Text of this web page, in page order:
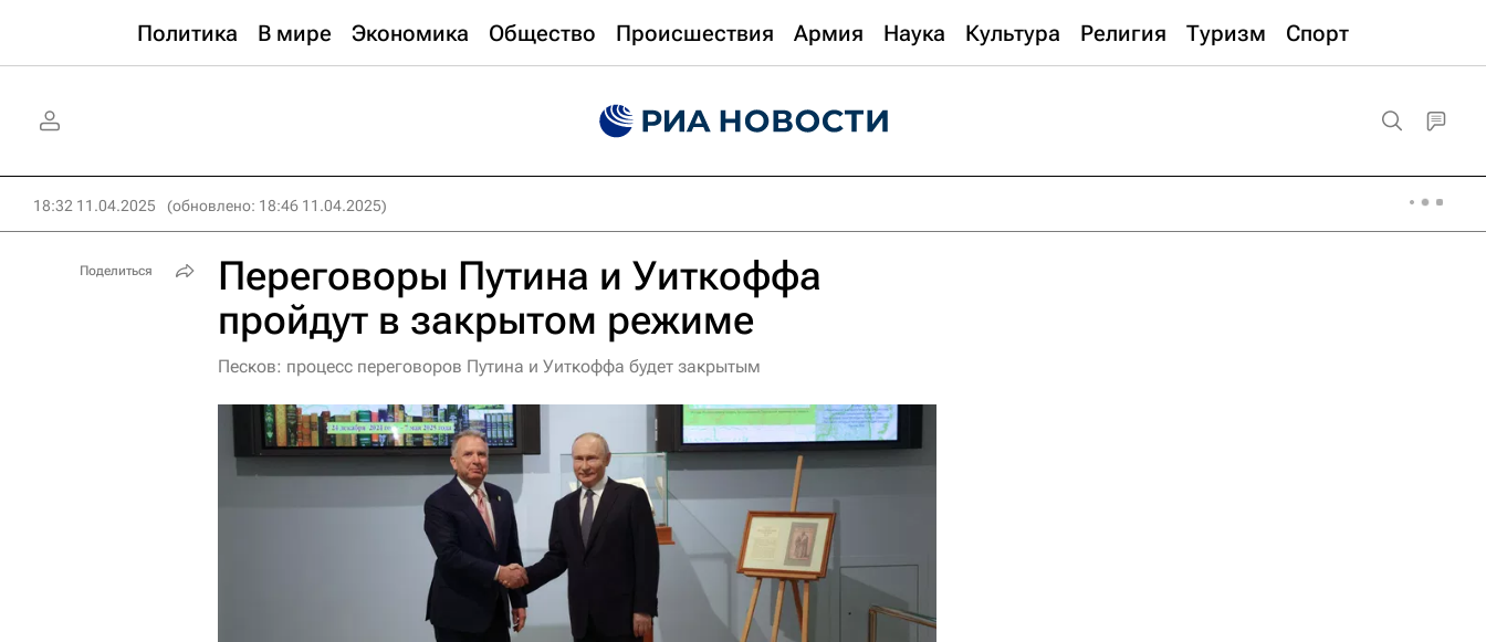
Политика В мире Экономика Общество Происшествия Армия Наука Культура Религия Туризм Спорт
18:32 11.04.2025 (обновлено: 18:46 11.04.2025)
Переговоры Путина и Уиткоффа
пройдут в закрытом режиме
Песков: процесс переговоров Путина и Уиткоффа будет закрытым
Поделиться